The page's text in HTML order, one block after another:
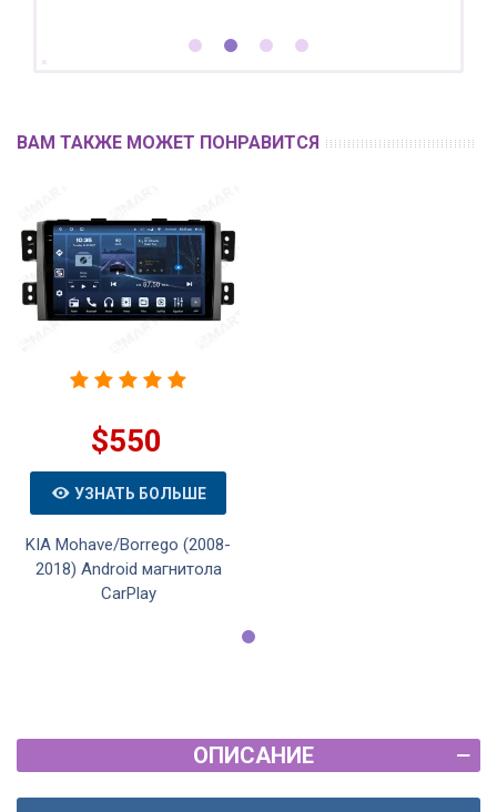
ВАМ ТАКЖЕ МОЖЕТ ПОНРАВИТСЯ
$550
УЗНАТЬ БОЛЬШЕ
KIA Mohave/Borrego (2008-
2018) Android магнитола
CarPlay
ОПИСАНИЕ